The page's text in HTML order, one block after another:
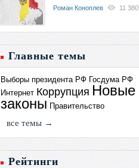
Роман Коноплев 11 380
Главные темы
Выборы президента РФ Госдума РФ
Интернет Коррупция Новые
законы Правительство
все темы →
Рейтинги